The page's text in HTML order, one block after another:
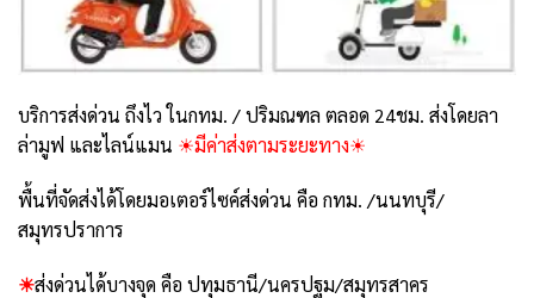
บริการส่งด่วน ถึงไว ในกทม. / ปริมณฑล ตลอด 24ชม. ส่งโดยลา
ล่ามูฟ และไลน์แมน ☀มีค่าส่งตามระยะทาง☀
พื้นที่จัดส่งได้โดยมอเตอร์ไซค์ส่งด่วน คือ กทม. /นนทบุรี/
สมุทรปราการ
☀ส่งด่วนได้บางจุด คือ ปทุมธานี/นครปฐม/สมุทรสาคร